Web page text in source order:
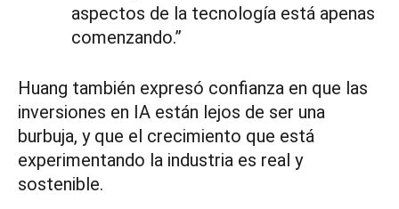
aspectos de la tecnología está apenas
comenzando.”
Huang también expresó confianza en que las
inversiones en IA están lejos de ser una
burbuja, y que el crecimiento que está
experimentando la industria es real y
sostenible.